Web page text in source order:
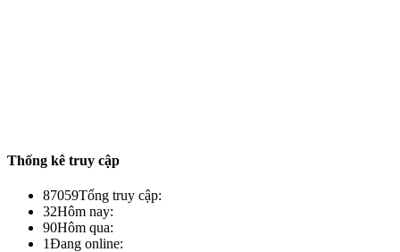
Thống kê truy cập
87059Tổng truy cập:
32Hôm nay:
90Hôm qua:
1Đang online: